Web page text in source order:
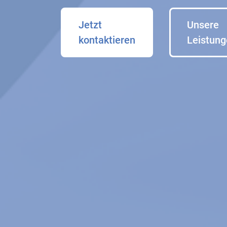
Jetzt
kontaktieren
Unsere